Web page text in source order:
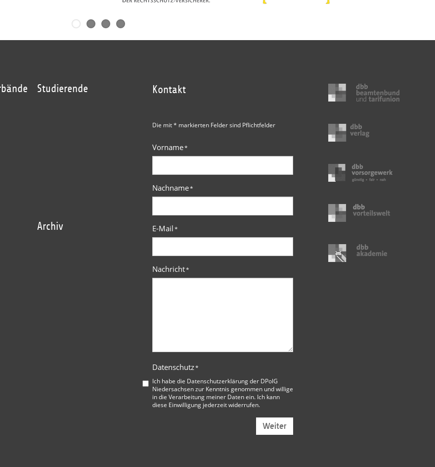
Studierende
Archiv
Kontakt
Die mit * markierten Felder sind Pflichtfelder
Vorname*
Nachname*
E-Mail*
Nachricht*
Datenschutz*
Ich habe die Datenschutzerklärung der DPolG
Niedersachsenzur Kenntnis genommen und willige
in die Verarbeitung meiner Daten ein. Ich kann
diese Einwilligung jederzeit widerrufen.
Weiter